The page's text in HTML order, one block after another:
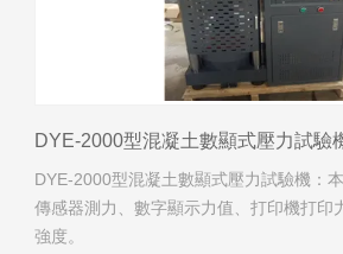
DYE-2000型混凝土數顯式壓力試驗
DYE-2000型混凝土數顯式壓力試驗機：本
傳感器測力、數字顯示力值、打印機打印
強度。